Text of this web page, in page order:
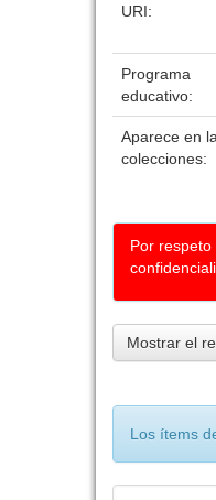
URI:
Programa
educativo:
Aparece en
colecciones:
Por
Mostrar el
Los ítems